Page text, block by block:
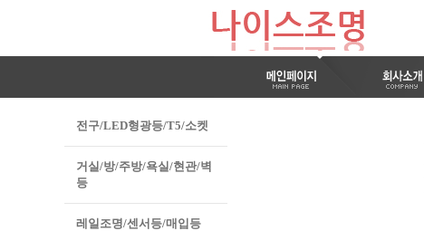
전구/LED형광등/T5/소켓
거실/방/주방/욕실/현관/벽
등
레일조명/센서등/매입등